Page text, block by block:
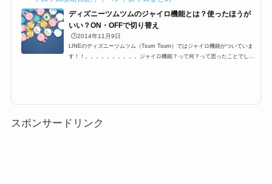
ディズニーツムツムのジャイロ機能とは？使ったほうが
いい？ON・OFFで切り替え
🕒️2014年11月9日
LINEのディズニーツムツム（Tsum Tsum）ではジャイロ機能がついていま
す！！。。。。。。。。。。ジャイロ機能？って何？って思ったことでしょ
ていますジャイロ機能の使い...
スポンサードリンク